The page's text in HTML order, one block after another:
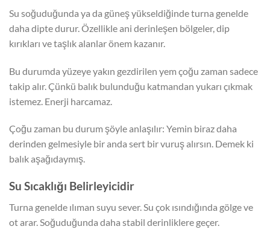
Su soğuduğunda ya da güneş yükseldiğinde turna genelde
daha dipte durur. Özellikle ani derinleşen bölgeler, dip
kırıkları ve taşlık alanlar önem kazanır.
Bu durumda yüzeye yakın gezdirilen yem çoğu zaman sadece
takip alır. Çünkü balık bulunduğu katmandan yukarı çıkmak
istemez. Enerji harcamaz.
Çoğu zaman bu durum şöyle anlaşılır: Yemin biraz daha
derinden gelmesiyle bir anda sert bir vuruş alırsın. Demek ki
balık aşağıdaymış.
Su Sıcaklığı Belirleyicidir
Turna genelde ılıman suyu sever. Su çok ısındığında gölge ve
ot arar. Soğuduğunda daha stabil derinliklere geçer.